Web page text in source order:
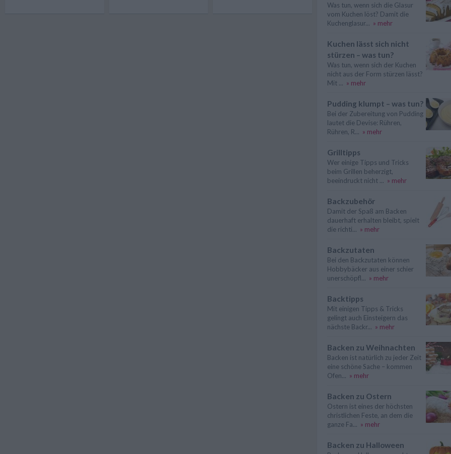
Was tun, wenn sich die Glasur
vom Kuchen löst? Damit die
Kuchenglasur... » mehr
Kuchen lässt sich nicht
stürzen – was tun?
Was tun, wenn sich der Kuchen
nicht aus der Form stürzen lässt?
Mit ... » mehr
Pudding klumpt – was tun?
Bei der Zubereitung von Pudding
lautet die Devise: Rühren,
Rühren, R... » mehr
Grilltipps
Wer einige Tipps und Tricks
beim Grillen beherzigt,
beeindruckt nicht ... » mehr
Backzubehör
Damit der Spaß am Backen
dauerhaft erhalten bleibt, spielt
die richti... » mehr
Backzutaten
Bei den Backzutaten können
Hobbybäcker aus einer schier
unerschöpfl... » mehr
Backtipps
Mit einigen Tipps & Tricks
gelingt auch Einsteigern das
nächste Backr... » mehr
Backen zu Weihnachten
Backen ist natürlich zu jeder Zeit
eine schöne Sache – kommen
Ofen... » mehr
Backen zu Ostern
Ostern ist eines der höchsten
christlichen Feste, an dem die
ganze Fa... » mehr
Backen zu Halloween